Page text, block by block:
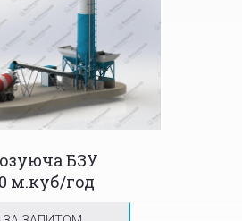
БЗУ
м.куб/год